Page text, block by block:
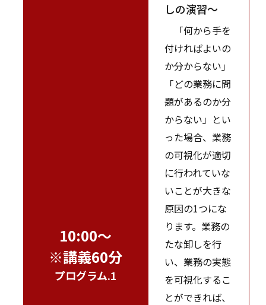
10:00～
※講義60分
プログラム.1
しの演習～
「何から手を
付ければよいの
か分からない」
「どの業務に問
題があるのか分
からない」とい
った場合、業務
の可視化が適切
に行われていな
いことが大きな
原因の1つにな
ります。業務の
たな卸しを行
い、業務の実態
を可視化するこ
とができれば、